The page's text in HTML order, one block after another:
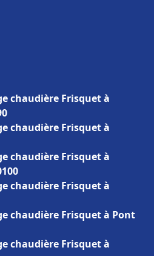
chaudière Frisquet à
chaudière Frisquet à
chaudière Frisquet à
chaudière Frisquet à
chaudière Frisquet à Pont
chaudière Frisquet à